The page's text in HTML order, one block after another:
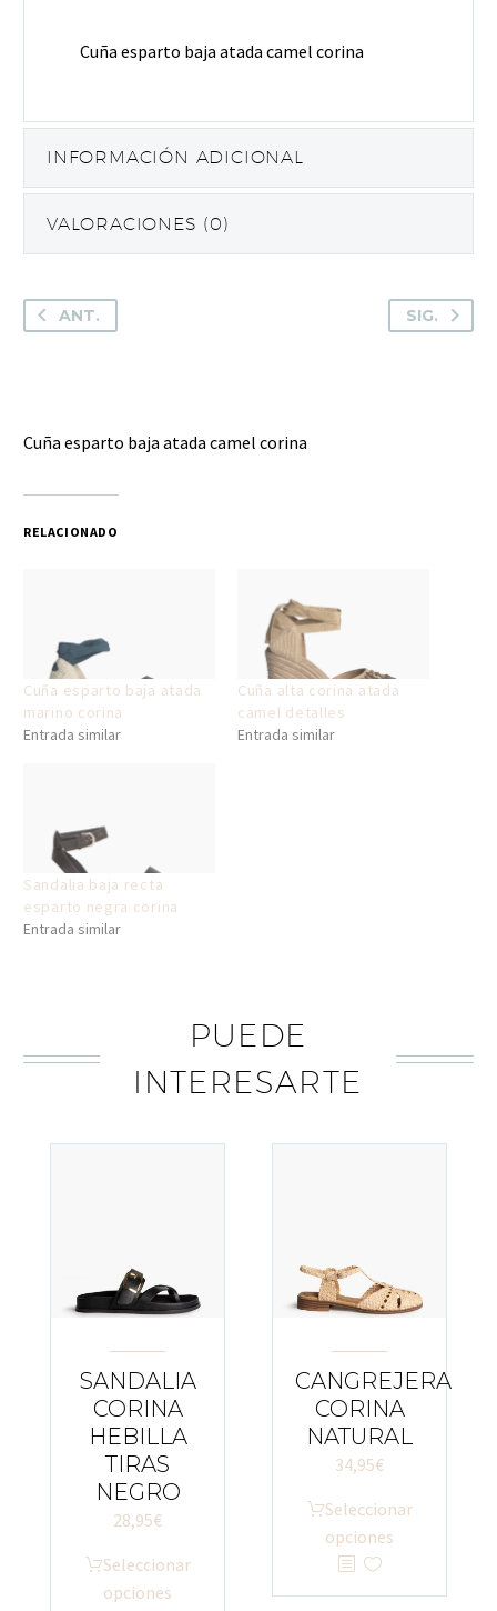
Cuña esparto baja atada camel corina
INFORMACIÓN ADICIONAL
VALORACIONES (0)
ANT. SIG.
Cuña esparto baja atada camel corina
RELACIONADO
Cuña esparto baja atada
marino corina
Entrada similar
Cuña alta corina atada
camel detalles
Entrada similar
Sandalia baja recta
esparto negra corina
Entrada similar
PUEDE
INTERESARTE
SANDALIA
CORINA
HEBILLA
TIRAS
NEGRO
28,95€
Seleccionar
opciones
Este
producto
CANGREJERA
CORINA
NATURAL
34,95€
Seleccionar
opciones
Este
producto
tiene
múltiples